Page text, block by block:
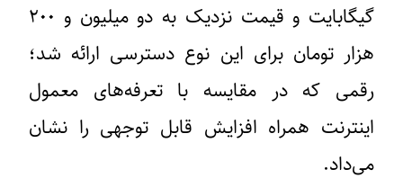
گیگابایت و قیمت نزدیک به دو میلیون و ۲۰۰
هزار تومان برای این نوع دسترسی ارائه شد؛
رقمی که در مقایسه با تعرفه‌های معمول
اینترنت همراه افزایش قابل توجهی را نشان
می‌داد.